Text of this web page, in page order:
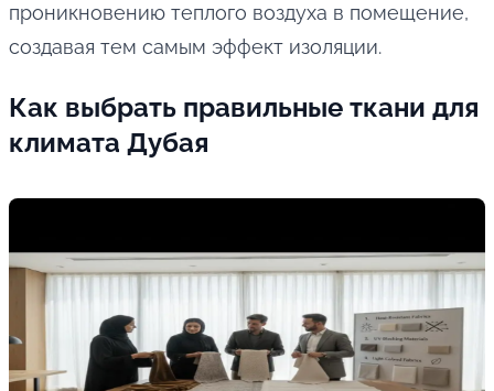
проникновению теплого воздуха в помещение,
создавая тем самым эффект изоляции.
Как выбрать правильные ткани для
климата Дубая